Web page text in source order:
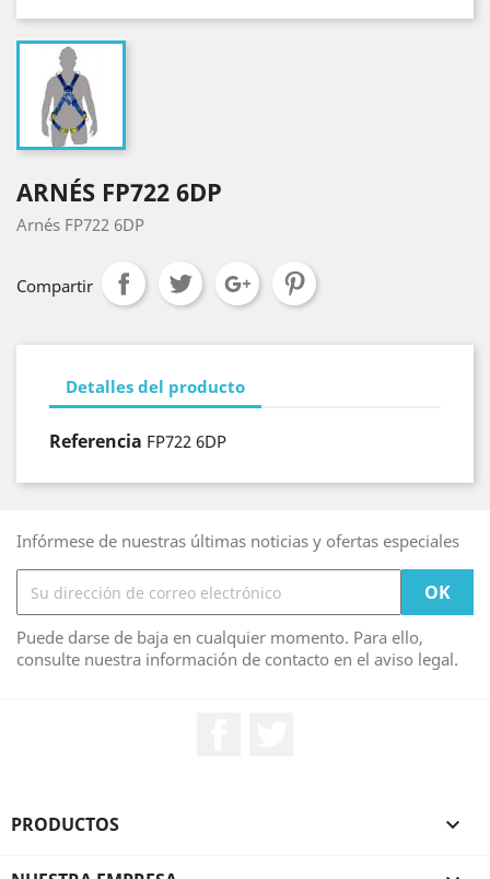
ARNÉS FP722 6DP
Arnés FP722 6DP
Compartir
Detalles del producto
Referencia FP722 6DP
Infórmese de nuestras últimas noticias y ofertas especiales
Puede darse de baja en cualquier momento. Para ello,
consulte nuestra información de contacto en el aviso legal.
PRODUCTOS 